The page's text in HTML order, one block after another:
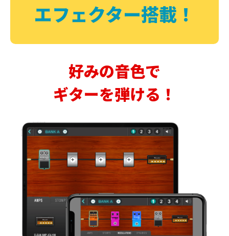
エフェクター搭載！
好みの音色で
ギターを弾ける！